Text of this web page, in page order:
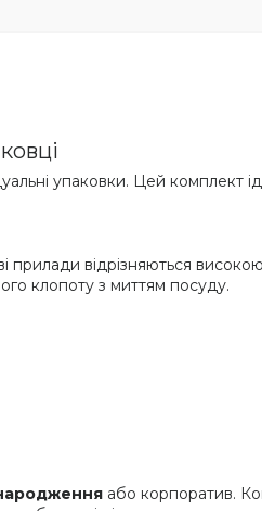
упаковки. Цей комплект
прилади відрізняються
клопоту з миттям посуду.
або корпоратив.